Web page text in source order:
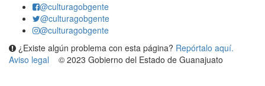
@culturagobgente
@culturagobgente
@culturagobgente
¿Existe algún problema con esta página? Repórtalo aquí.
Aviso legal
© 2023 Gobierno del Estado de Guanajuato